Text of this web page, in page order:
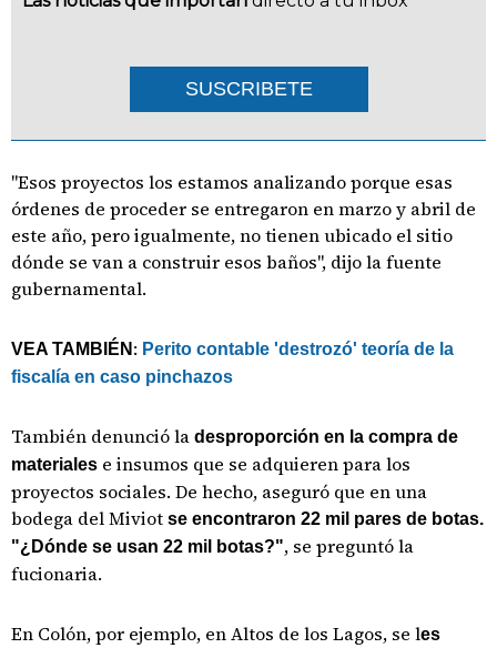
SUSCRIBETE
"Esos proyectos los estamos analizando porque esas
órdenes de proceder se entregaron en marzo y abril de
este año, pero igualmente, no tienen ubicado el sitio
dónde se van a construir esos baños", dijo la fuente
gubernamental.
VEA TAMBIÉN : Perito contable 'destrozó' teoría de la
fiscalía en caso pinchazos
También denunció la desproporción en la compra de
materiales e insumos que se adquieren para los
proyectos sociales. De hecho, aseguró que en una
bodega del Miviot se encontraron 22 mil pares de botas.
"¿Dónde se usan 22 mil botas?", se preguntó la
fucionaria.
En Colón, por ejemplo, en Altos de los Lagos, se les